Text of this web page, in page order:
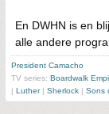
En DWHN is en
alle andere
President Camacho
TV series: Boardwalk
Luther| Sherlock Sons